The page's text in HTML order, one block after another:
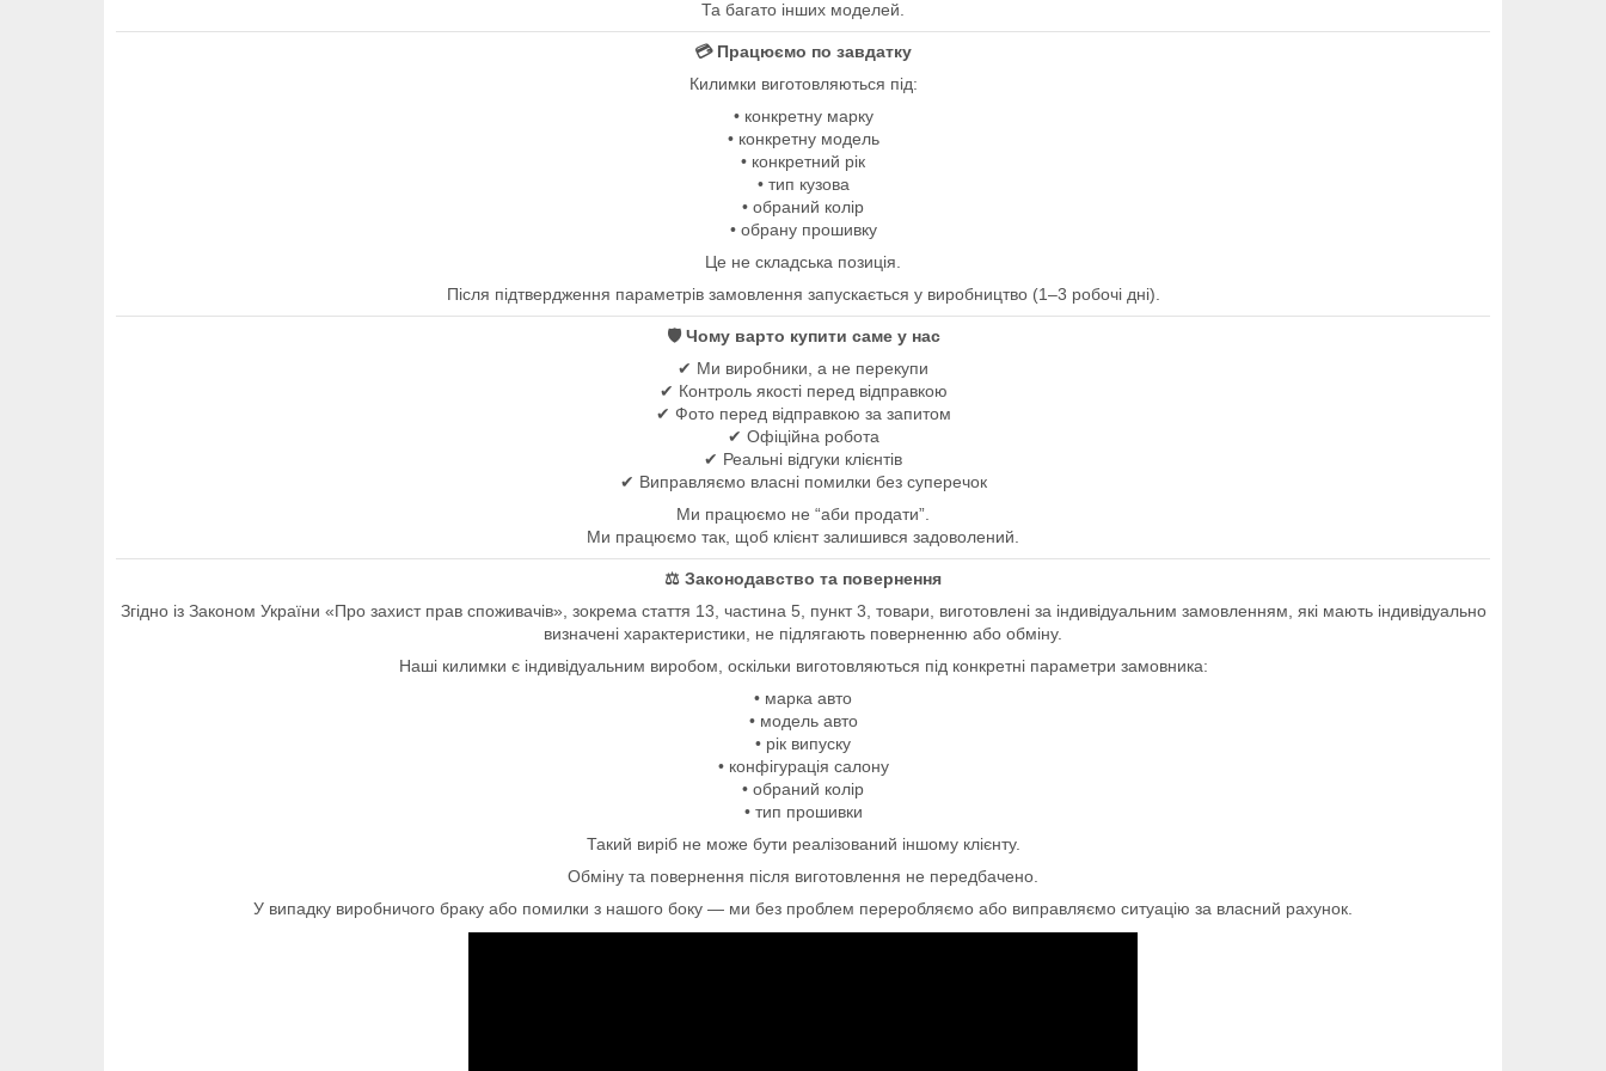
Та багато інших моделей.
💳 Працюємо по завдатку
Килимки виготовляються під:
• конкретну марку
• конкретну модель
• конкретний рік
• тип кузова
• обраний колір
• обрану прошивку
Це не складська позиція.
Після підтвердження параметрів замовлення запускається у виробництво (1–3 робочі дні).
🛡 Чому варто купити саме у нас
✔ Ми виробники, а не перекупи
✔ Контроль якості перед відправкою
✔ Фото перед відправкою за запитом
✔ Офіційна робота
✔ Реальні відгуки клієнтів
✔ Виправляємо власні помилки без суперечок
Ми працюємо не “аби продати”.
Ми працюємо так, щоб клієнт залишився задоволений.
⚖ Законодавство та повернення
Згідно із Законом України «Про захист прав споживачів», зокрема стаття 13, частина 5, пункт 3, товари, виготовлені за індивідуальним замовленням, які мають індивідуально
визначені характеристики, не підлягають поверненню або обміну.
Наші килимки є індивідуальним виробом, оскільки виготовляються під конкретні параметри замовника:
• марка авто
• модель авто
• рік випуску
• конфігурація салону
• обраний колір
• тип прошивки
Такий виріб не може бути реалізований іншому клієнту.
Обміну та повернення після виготовлення не передбачено.
У випадку виробничого браку або помилки з нашого боку — ми без проблем переробляємо або виправляємо ситуацію за власний рахунок.